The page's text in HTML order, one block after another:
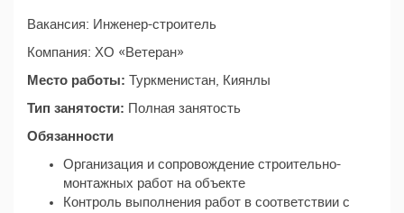
Вакансия: Инженер-строитель
Компания: ХО «Ветеран»
Место работы: Туркменистан, Киянлы
Тип занятости: Полная занятость
Обязанности
Организация и сопровождение строительно-
монтажных работ на объекте
Контроль выполнения работ в соответствии с